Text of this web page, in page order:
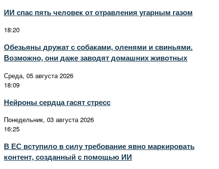
ИИ спас пять человек от отравления угарным газом
18:20
Обезьяны дружат с собаками, оленями и свиньями.
Возможно, они даже заводят домашних животных
Среда, 05 августа 2026
18:09
Нейроны сердца гасят стресс
Понедельник, 03 августа 2026
16:25
В ЕС вступило в силу требование явно маркировать
контент, созданный с помощью ИИ